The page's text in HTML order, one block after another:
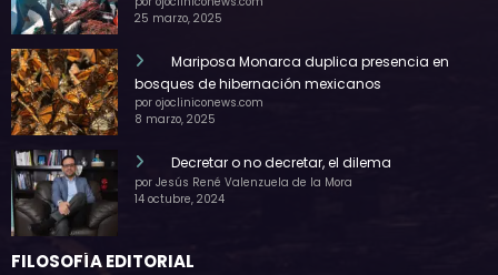
25 marzo, 2025
Mariposa Monarca duplica presencia en
bosques de hibernación mexicanos
por ojocliniconews.com
8 marzo, 2025
Decretar o no decretar, el dilema
por Jesús René Valenzuela de la Mora
14 octubre, 2024
FILOSOFÍA EDITORIAL